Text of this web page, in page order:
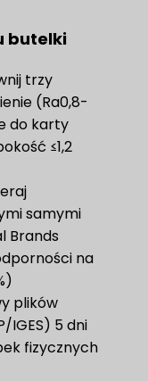
butelki
trzy
(Ra0,8-
do karty
≤1,2
samymi
Brands
na
plików
IGES) 5 dni
fizycznych